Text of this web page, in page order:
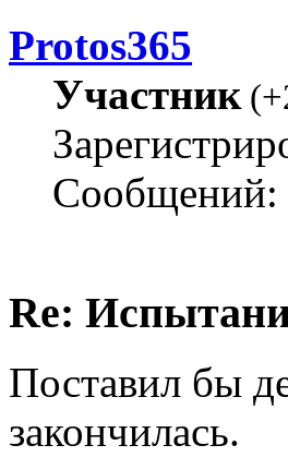
Protos365
Участник(
Сообщений:
Re:
Поставил бы
закончилась.